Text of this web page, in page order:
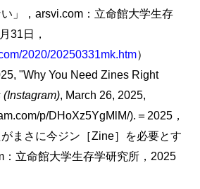
」，arsvi.com：立命館大学生存
31日，
2020/20250331mk.htm）
"Why You Need Zines Right
, March 26, 2025,
p/DHoXz5YgMlM/).＝2025，
まさに今ジン［Zine］を必要とす
：立命館大学生存学研究所，2025